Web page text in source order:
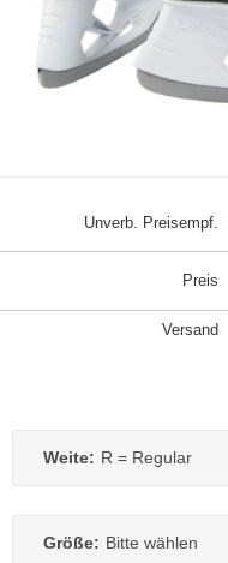
Unverb. Preisempf.
Preis
Versand
Weite: R = Regular
Größe: Bitte wählen